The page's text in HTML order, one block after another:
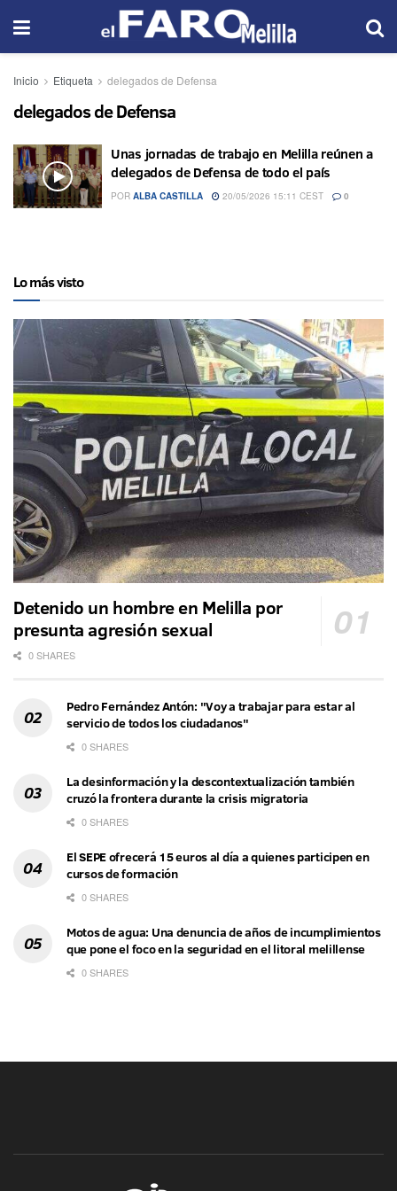
Inicio Etiqueta delegados de Defensa
delegados de Defensa
Unas jornadas de trabajo en Melilla reúnen a
delegados de Defensa de todo el país
POR ALBA CASTILLA 20/05/2026 15:11 CEST 0
Lo más visto
Detenido un hombre en Melilla por
presunta agresión sexual
0 SHARES
Pedro Fernández Antón: "Voy a trabajar para estar al
servicio de todos los ciudadanos"
0 SHARES
La desinformación y la descontextualización también
cruzó la frontera durante la crisis migratoria
0 SHARES
El SEPE ofrecerá 15 euros al día a quienes participen en
cursos de formación
0 SHARES
Motos de agua: Una denuncia de años de incumplimientos
que pone el foco en la seguridad en el litoral melillense
0 SHARES